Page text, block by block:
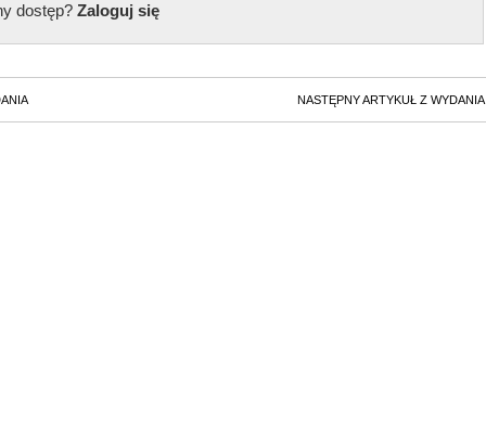
dostęp?Zaloguj się
NASTĘPNY ARTYKUŁ Z WYDANIA